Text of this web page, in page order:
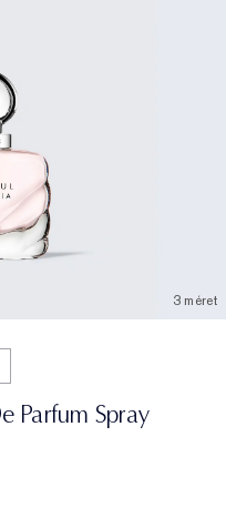
3 méret
Parfum Spray